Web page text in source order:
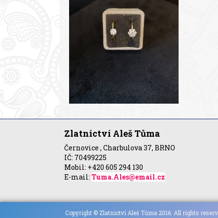
Zlatnictví Aleš Tůma
Černovice , Charbulova 37, BRNO
IČ: 70499225
Mobil: +420 605 294 130
E-mail: Tuma.Ales@email.cz
Copyright © Zlatnictví Aleš Tůma 2016. All rights